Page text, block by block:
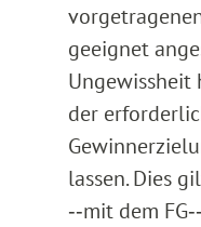
geeignet
Ungewissheit
der
lassen. Dies
‑‑mit dem